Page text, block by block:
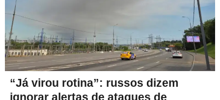
“Já virou rotina”: russos dizem
ignorar alertas de ataques de